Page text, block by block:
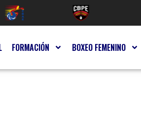
FORMACIÓN BOXEO FEMENINO